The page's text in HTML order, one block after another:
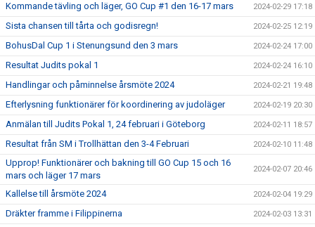
Kommande tävling och läger, GO Cup #1 den 16-17 mars 2024-02-29 17:18
Sista chansen till tårta och godisregn! 2024-02-25 12:19
BohusDal Cup 1 i Stenungsund den 3 mars 2024-02-24 17:00
Resultat Judits pokal 1 2024-02-24 16:10
Handlingar och påminnelse årsmöte 2024 2024-02-21 19:48
Efterlysning funktionärer för koordinering av judoläger 2024-02-19 20:30
Anmälan till Judits Pokal 1, 24 februari i Göteborg 2024-02-11 18:57
Resultat från SM i Trollhättan den 3-4 Februari 2024-02-10 11:48
Upprop! Funktionärer och bakning till GO Cup 15 och 16
mars och läger 17 mars
2024-02-07 20:46
Kallelse till årsmöte 2024 2024-02-04 19:29
Dräkter framme i Filippinerna 2024-02-03 13:31